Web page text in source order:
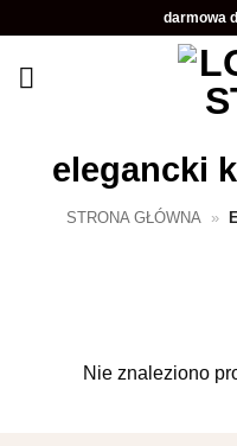
zawartości
darmowa
elegancki
STRONA GŁÓWNA »
Nie znaleziono